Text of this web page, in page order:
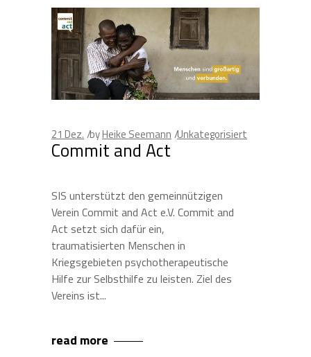
21 Dez. byHeike Seemann Unkategorisiert
Commit and Act
SIS unterstützt den gemeinnützigen
Verein Commit and Act e.V. Commit and
Act setzt sich dafür ein,
traumatisierten Menschen in
Kriegsgebieten psychotherapeutische
Hilfe zur Selbsthilfe zu leisten. Ziel des
Vereins ist
read more